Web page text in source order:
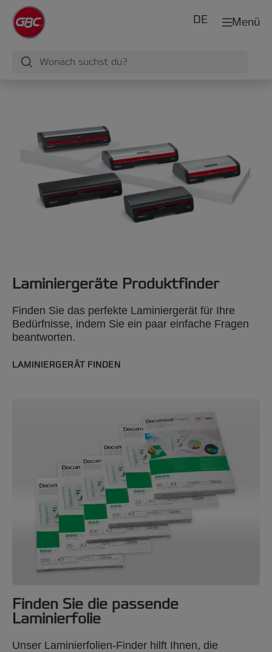
Menü
DE
Laminiergeräte Produktfinder
Finden Sie das perfekte Laminiergerät für Ihre
Bedürfnisse, indem Sie ein paar einfache Fragen
beantworten.
LAMINIERGERÄT FINDEN
Finden Sie die passende
Laminierfolie
Unser Laminierfolien-Finder hilft Ihnen, die